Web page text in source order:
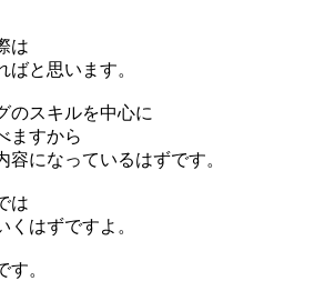
は
と思います。
のスキルを中心に
ますから
になっているはずです。
は
はずですよ。
。